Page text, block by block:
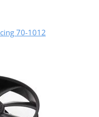
70-1012